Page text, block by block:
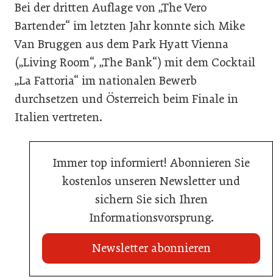
Bei der dritten Auflage von „The Vero
Bartender“ im letzten Jahr konnte sich Mike
Van Bruggen aus dem Park Hyatt Vienna
(„Living Room“, „The Bank“) mit dem Cocktail
„La Fattoria“ im nationalen Bewerb
durchsetzen und Österreich beim Finale in
Italien vertreten.
Immer top informiert! Abonnieren Sie
kostenlos unseren Newsletter und
sichern Sie sich Ihren
Informationsvorsprung.
Newsletter abonnieren